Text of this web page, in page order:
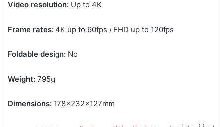
Video resolution: Up to 4K
Frame rates: 4K up to 60fps / FHD up to 120fps
Foldable design: No
Weight: 795g
Dimensions: 178x232x127mm